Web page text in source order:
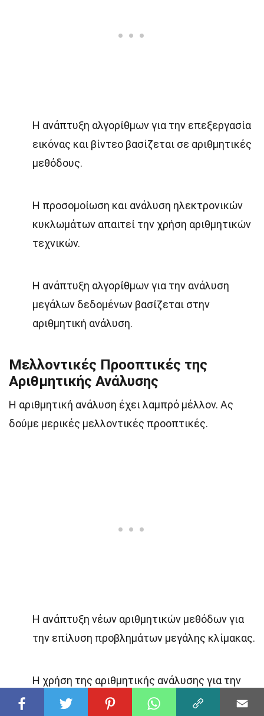
Η ανάπτυξη αλγορίθμων για την επεξεργασία
εικόνας και βίντεο βασίζεται σε αριθμητικές
μεθόδους.
Η προσομοίωση και ανάλυση ηλεκτρονικών
κυκλωμάτων απαιτεί την χρήση αριθμητικών
τεχνικών.
Η ανάπτυξη αλγορίθμων για την ανάλυση
μεγάλων δεδομένων βασίζεται στην
αριθμητική ανάλυση.
Μελλοντικές Προοπτικές της
Αριθμητικής Ανάλυσης
Η αριθμητική ανάλυση έχει λαμπρό μέλλον. Ας
δούμε μερικές μελλοντικές προοπτικές.
Η ανάπτυξη νέων αριθμητικών μεθόδων για
την επίλυση προβλημάτων μεγάλης κλίμακας.
Η χρήση της αριθμητικής ανάλυσης για την
επίλυση προβλημάτων που σχετίζονται με